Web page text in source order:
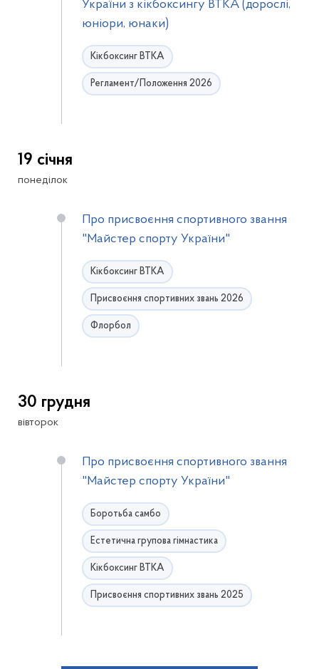
України з кікбоксингу BTKA (дорослі,
юніори, юнаки)
Кікбоксинг ВТКА
Регламент/Положення 2026
19 січня
понеділок
Про присвоєння спортивного звання
"Майстер спорту України"
Кікбоксинг ВТКА
Присвоєння спортивних звань 2026
Флорбол
30 грудня
вівторок
Про присвоєння спортивного звання
"Майстер спорту України"
Боротьба самбо
Естетична групова гімнастика
Кікбоксинг ВТКА
Присвоєння спортивних звань 2025